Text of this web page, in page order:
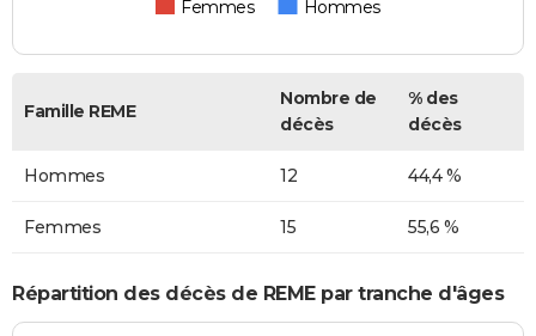
Femmes Hommes
Famille REME
Nombre de
décès
% des
décès
Hommes 12 44,4 %
Femmes 15 55,6 %
Répartition des décès de REME par tranche d'âges